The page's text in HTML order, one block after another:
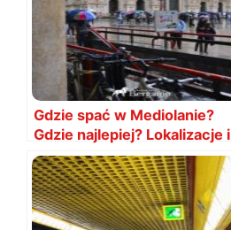
Gdzie spać w Mediolanie?
Gdzie najlepiej? Lokalizacje i
porady